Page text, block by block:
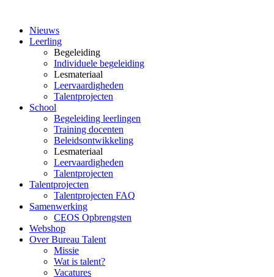
Nieuws
Leerling
Begeleiding
Individuele begeleiding
Lesmateriaal
Leervaardigheden
Talentprojecten
School
Begeleiding leerlingen
Training docenten
Beleidsontwikkeling
Lesmateriaal
Leervaardigheden
Talentprojecten
Talentprojecten
Talentprojecten FAQ
Samenwerking
CEOS Opbrengsten
Webshop
Over Bureau Talent
Missie
Wat is talent?
Vacatures